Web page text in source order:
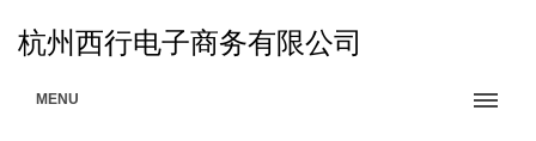
杭州西行电子商务有限公司
MENU